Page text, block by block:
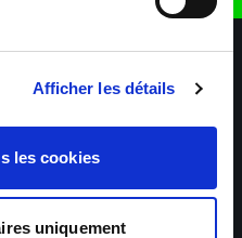
Afficher les détails
les cookies
uniquement
sectorsHelp & Contact